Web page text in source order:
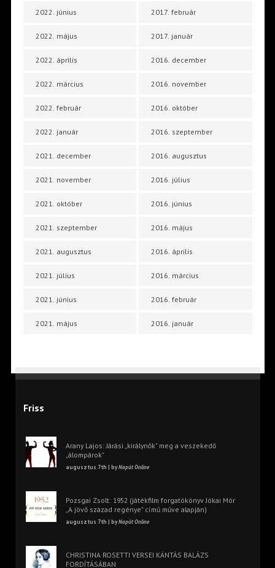
2022. június
2022. május
2022. április
2022. március
2022. február
2022. január
2021. december
2021. november
2021. október
2021. szeptember
2021. augusztus
2021. július
2021. június
2021. május
2017. február
2017. január
2016. december
2016. november
2016. október
2016. szeptember
2016. augusztus
2016. július
2016. június
2016. május
2016. április
2016. március
2016. február
2016. január
Friss
Arany Lajos: Járási „királynők” meg a veszekedő
„álompárok”
augusztus 7th | byNapút Online
Pozsgai Zsolt: 1952 (játékfilm forgatókönyv Jókai Mór
„A jövő század regénye” című műve alapján)
augusztus 7th | byNapút Online
CHRISTINA ROSETTI VERSEI KÁNTÁS BALÁZS
FORDÍTÁSÁBAN